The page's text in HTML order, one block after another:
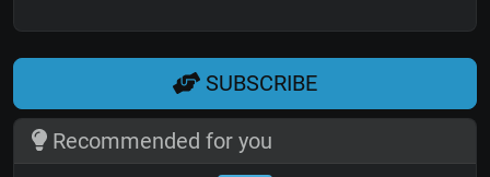
SUBSCRIBE
Recommended for you